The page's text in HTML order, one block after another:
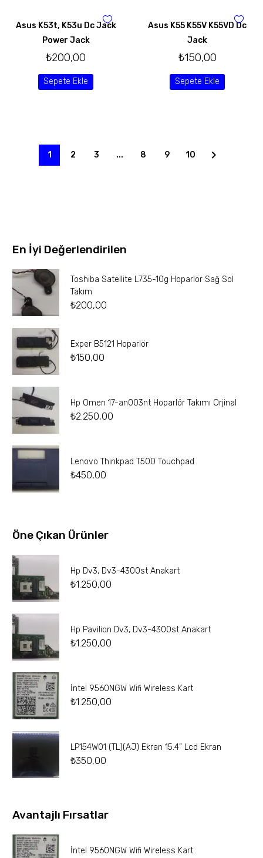
Asus K53t, K53u Dc Jack
Power Jack
₺200,00
Sepete Ekle
Asus K55 K55V K55VD Dc
Jack
₺150,00
Sepete Ekle
1 2 3 ... 8 9 10
En İyi Değerlendirilen
Toshiba Satellite L735-10g Hoparlör Sağ Sol
Takım
₺200,00
Exper B5121 Hoparlör
₺150,00
Hp Omen 17-an003nt Hoparlör Takımı Orjinal
₺2.250,00
Lenovo Thinkpad T500 Touchpad
₺450,00
Öne Çıkan Ürünler
Hp Dv3, Dv3-4300st Anakart
₺1.250,00
Hp Pavilion Dv3, Dv3-4300st Anakart
₺1.250,00
İntel 9560NGW Wifi Wireless Kart
₺1.250,00
LP154W01 (TL)(AJ) Ekran 15.4” Lcd Ekran
₺350,00
Avantajlı Fırsatlar
İntel 9560NGW Wifi Wireless Kart